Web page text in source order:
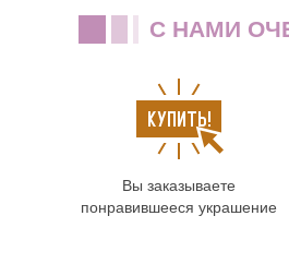
C НАМИ
Вы заказываете
понравившееся украшение